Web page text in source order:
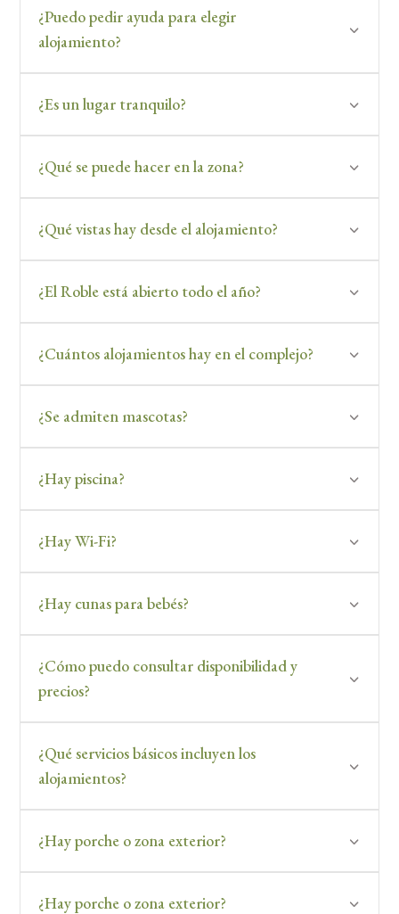
¿Puedo pedir ayuda para elegir
alojamiento?
¿Es un lugar tranquilo?
¿Qué se puede hacer en la zona?
¿Qué vistas hay desde el alojamiento?
¿El Roble está abierto todo el año?
¿Cuántos alojamientos hay en el complejo?
¿Se admiten mascotas?
¿Hay piscina?
¿Hay Wi-Fi?
¿Hay cunas para bebés?
¿Cómo puedo consultar disponibilidad y
precios?
¿Qué servicios básicos incluyen los
alojamientos?
¿Hay porche o zona exterior?
¿Hay porche o zona exterior?